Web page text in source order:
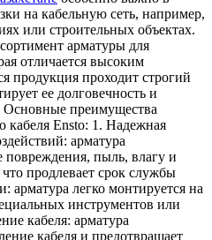
на кабельную сеть, например,
или строительных объектах.
арматуры для
отличается высоким
продукция проходит строгий
ее долговечность и
Основные преимущества
кабеля Ensto: 1. Надежная
арматура
повреждения, пыль, влагу и
продлевает срок службы
арматура легко монтируется на
инструментов или
кабеля: арматура
кабеля и предотвращает